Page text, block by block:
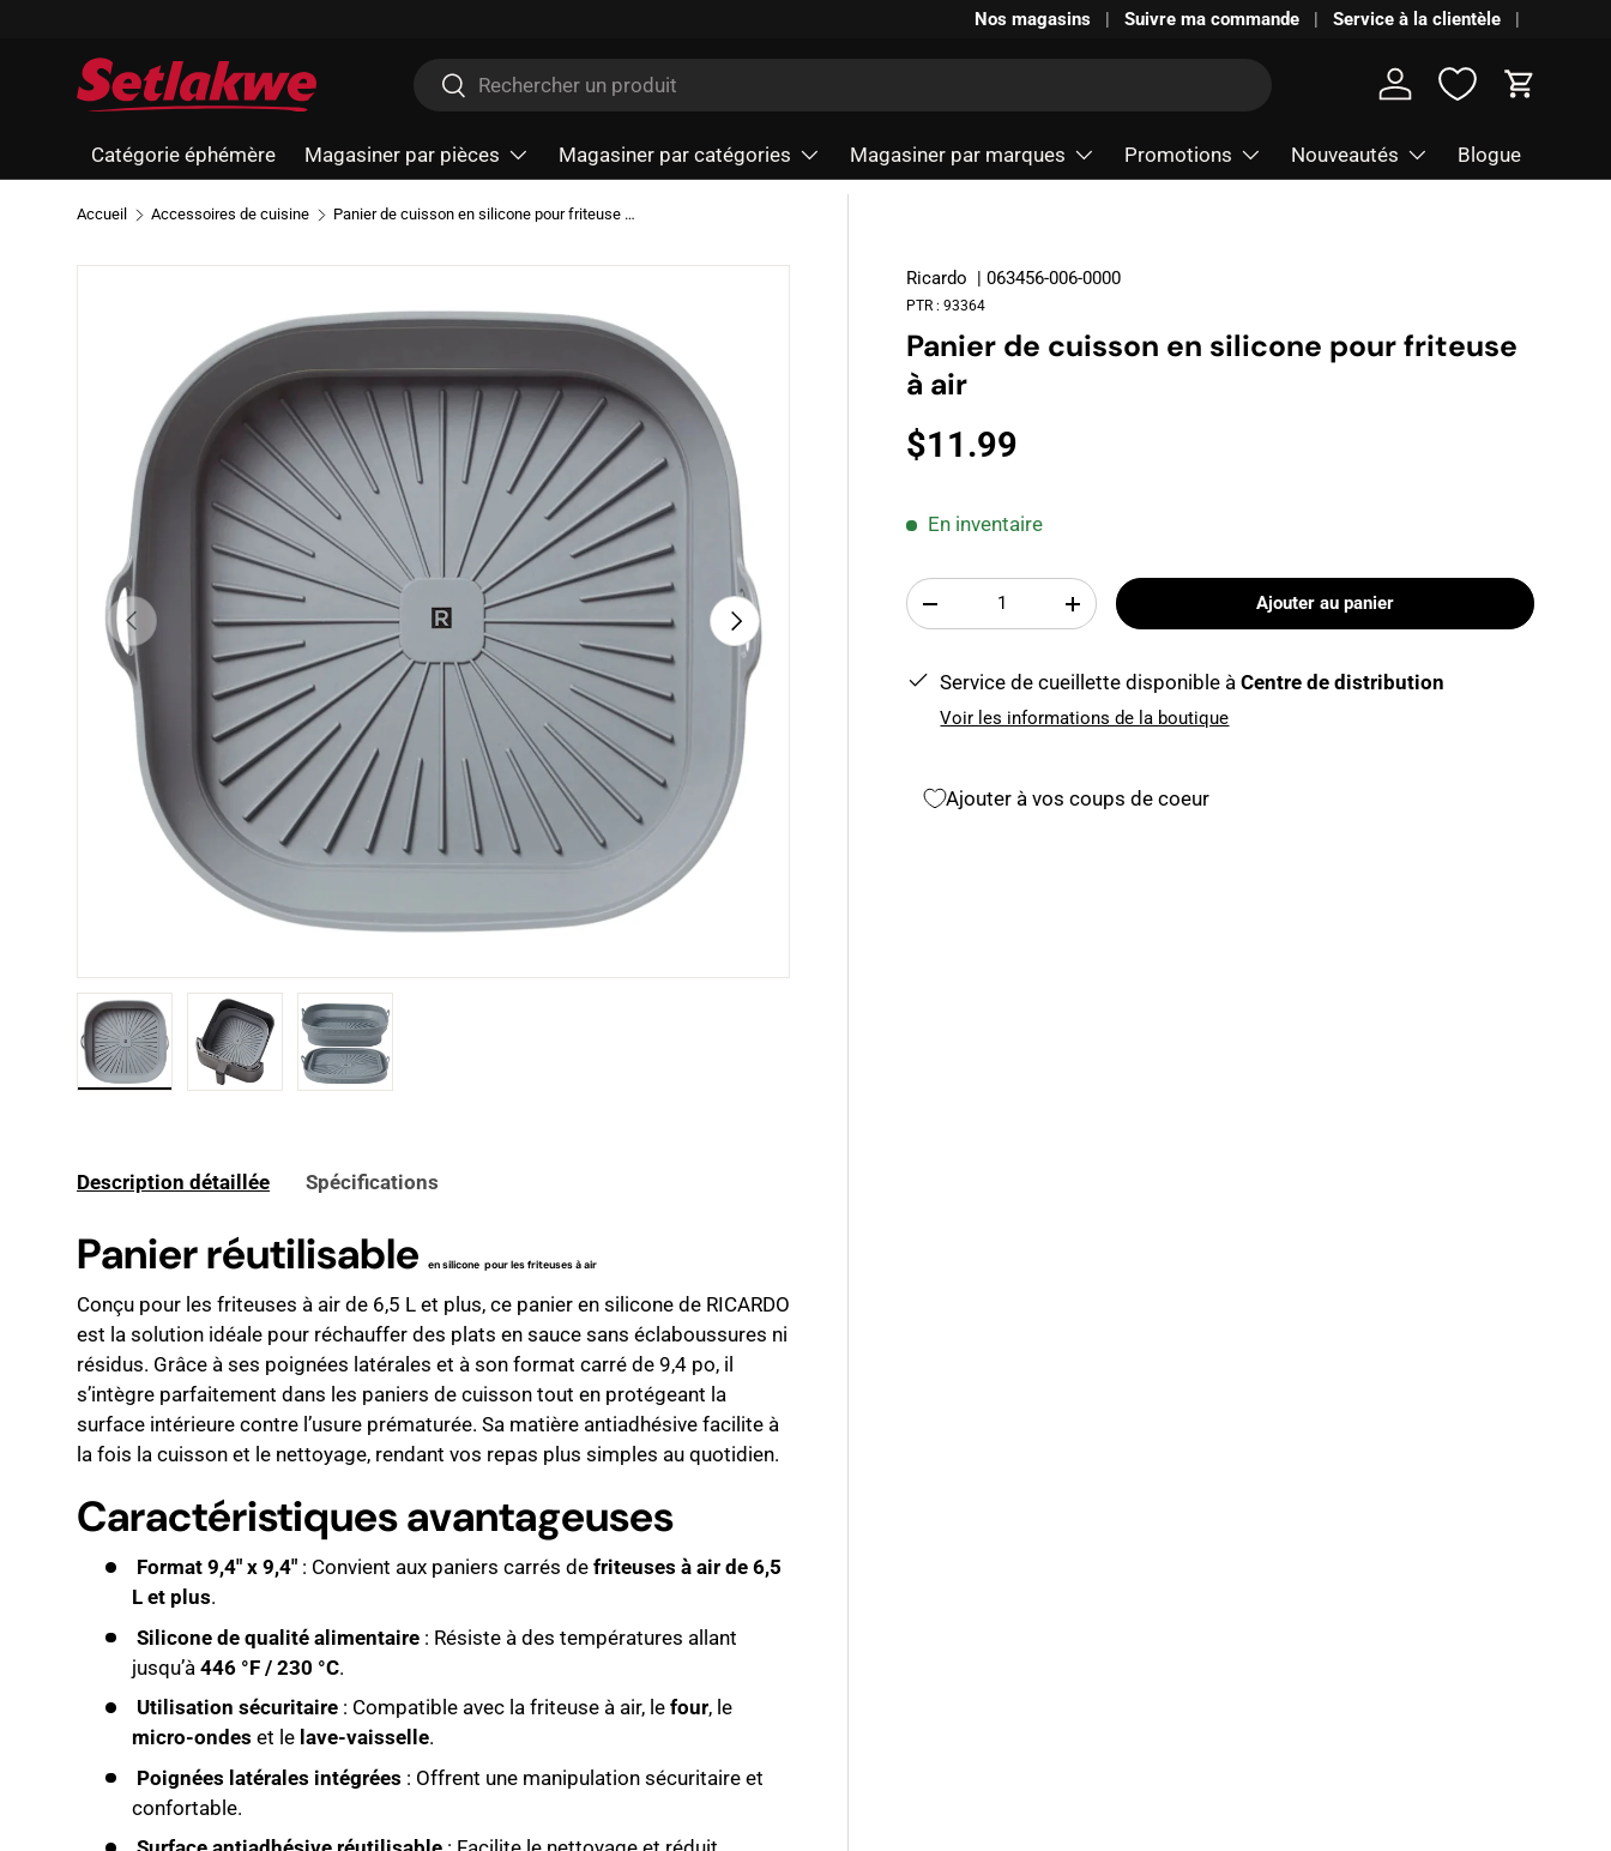
Nos magasins Suivre ma commande Service à la clientèle
Recherche
Rechercher
Se connecter Panier
Catégorie éphémère Magasiner par pièces Magasiner par catégories Magasiner par marques Promotions Nouveautés Blogue
Accueil Accessoires de cuisine Panier de cuisson en silicone pour friteuse à air
Précédent Suivant
Ricardo | 063456-006-0000
PTR :93364
Panier de cuisson en silicone pour friteuse
à air
$11.99
En inventaire
Qté
-
+ Ajouter au panier
Service de cueillette disponible àCentre de distribution
Voir les informations de la boutique
Ajouter à vos coups de coeur
Description détaillée Spécifications
Panier réutilisable en silicone pour les friteuses à air
Conçu pour les friteuses à air de 6,5 L et plus, ce panier en silicone de RICARDO
est la solution idéale pour réchauffer des plats en sauce sans éclaboussures ni
résidus. Grâce à ses poignées latérales et à son format carré de 9,4 po, il
s’intègre parfaitement dans les paniers de cuisson tout en protégeant la
surface intérieure contre l’usure prématurée. Sa matière antiadhésive facilite à
la fois la cuisson et le nettoyage, rendant vos repas plus simples au quotidien.
Caractéristiques avantageuses
Format 9,4" x 9,4": Convient aux paniers carrés de friteuses à air de 6,5
L et plus.
Silicone de qualité alimentaire: Résiste à des températures allant
jusqu’à 446 °F / 230 °C.
Utilisation sécuritaire: Compatible avec la friteuse à air, le four, le
micro-ondes et le lave-vaisselle.
Poignées latérales intégrées : Offrent une manipulation sécuritaire et
confortable.